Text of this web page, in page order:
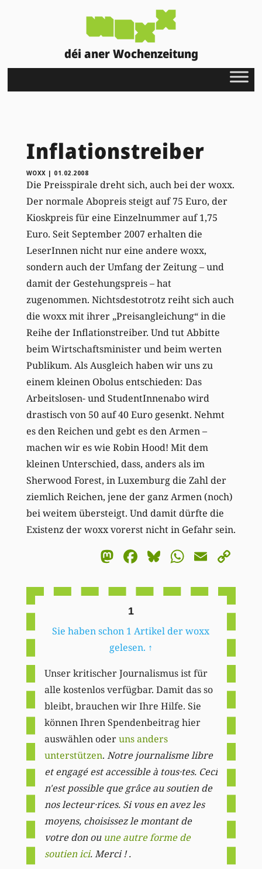
déi aner Wochenzeitung
Inflationstreiber
WOXX | 01.02.2008
Die Preisspirale dreht sich, auch bei der woxx.
Der normale Abopreis steigt auf 75 Euro, der
Kioskpreis für eine Einzelnummer auf 1,75
Euro. Seit September 2007 erhalten die
LeserInnen nicht nur eine andere woxx,
sondern auch der Umfang der Zeitung – und
damit der Gestehungspreis – hat
zugenommen. Nichtsdestotrotz reiht sich auch
die woxx mit ihrer „Preisangleichung“ in die
Reihe der Inflationstreiber. Und tut Abbitte
beim Wirtschaftsminister und beim werten
Publikum. Als Ausgleich haben wir uns zu
einem kleinen Obolus entschieden: Das
Arbeitslosen- und StudentInnenabo wird
drastisch von 50 auf 40 Euro gesenkt. Nehmt
es den Reichen und gebt es den Armen –
machen wir es wie Robin Hood! Mit dem
kleinen Unterschied, dass, anders als im
Sherwood Forest, in Luxemburg die Zahl der
ziemlich Reichen, jene der ganz Armen (noch)
bei weitem übersteigt. Und damit dürfte die
Existenz der woxx vorerst nicht in Gefahr sein.
Mastodon
Facebook
BlueskyEmail
1
Sie haben schon 1 Artikel der woxx
gelesen. ↑
Unser kritischer Journalismus ist für
alle kostenlos verfügbar. Damit das so
bleibt, brauchen wir Ihre Hilfe. Sie
können Ihren Spendenbeitrag hier
auswählen oderuns anders
unterstützen. Notre journalisme libre
et engagé est accessible à tous·tes. Ceci
n'est possible que grâce au soutien de
nos lecteur·rices. Si vous en avez les
moyens, choisissez le montant de
votre don ou une autre forme de
soutien ici. Merci ! .